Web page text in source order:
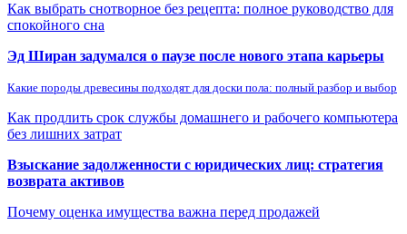
Как выбрать снотворное без рецепта: полное руководство для
спокойного сна
Эд Ширан задумался о паузе после нового этапа карьеры
Какие породы древесины подходят для доски пола: полный разбор и выбор
Как продлить срок службы домашнего и рабочего компьютера
без лишних затрат
Взыскание задолженности с юридических лиц: стратегия
возврата активов
Почему оценка имущества важна перед продажей